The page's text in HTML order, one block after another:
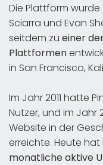
Die Plattform wurde
Sciarra und Evan
seitdem zu einer
Plattformen
in San Francisco,
Im Jahr 2011 hatte
Nutzer, und im Jahr
Website in der
erreichte. Heute hat
monatliche aktive